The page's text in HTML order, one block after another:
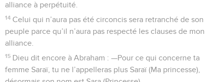
alliance à perpétuité.
14 Celui qui n’aura pas été circoncis sera retranché de son
peuple parce qu’il n’aura pas respecté les clauses de mon
alliance.
15 Dieu dit encore à Abraham : —Pour ce qui concerne ta
femme Saraï, tu ne l’appelleras plus Saraï (Ma princesse),